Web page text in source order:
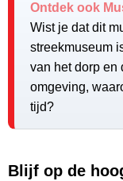
Ontdek ook
Wist je dat dit
streekmuseum
van het dorp en
omgeving,
tijd?
Blijf op de